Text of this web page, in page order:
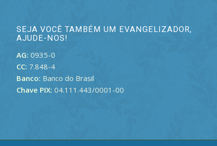
SEJA VOCÊ TAMBÉM UM EVANGELIZADOR,
AJUDE-NOS!
AG: 0935-0
CC: 7.848-4
Banco: Banco do Brasil
Chave PIX: 04.111.443/0001-00